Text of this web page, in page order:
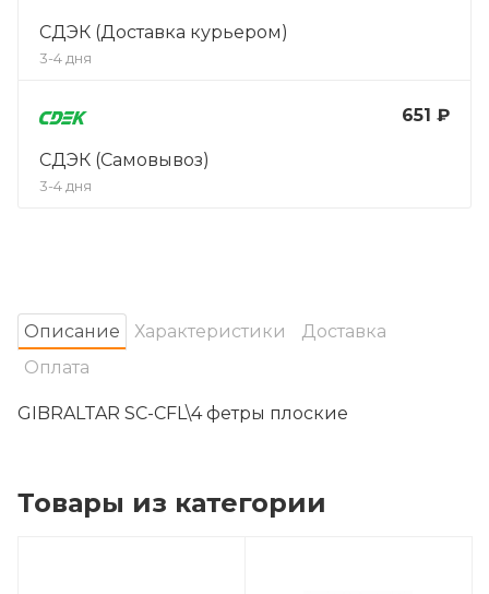
СДЭК (Доставка курьером)
3-4 дня
651 ₽
СДЭК (Самовывоз)
3-4 дня
Oписание Характеристики
Доставка
Оплата
GIBRALTAR SC-CFL\4 фетры плоские
Товары из категории